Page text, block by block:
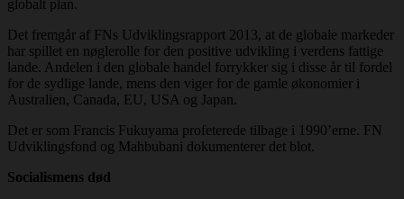
globalt plan.
Det fremgår af FNs Udviklingsrapport 2013, at de globale markeder
har spillet en nøglerolle for den positive udvikling i verdens fattige
lande. Andelen i den globale handel forrykker sig i disse år til fordel
for de sydlige lande, mens den viger for de gamle økonomier i
Australien, Canada, EU, USA og Japan.
Det er som Francis Fukuyama profeterede tilbage i 1990’erne. FN
Udviklingsfond og Mahbubani dokumenterer det blot.
Socialismens død